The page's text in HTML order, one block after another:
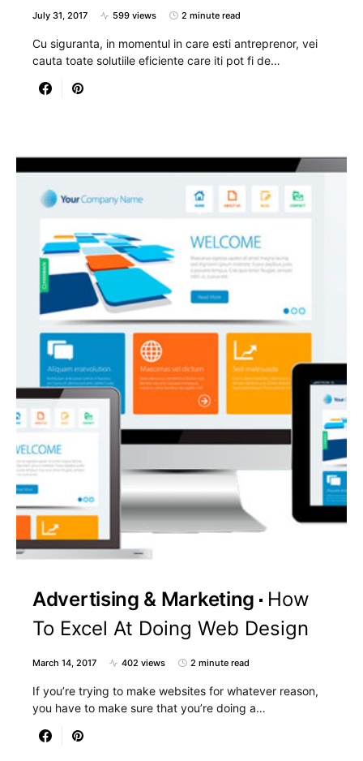
July 31, 2017 599 views 2 minute read
Cu siguranta, in momentul in care esti antreprenor, vei
cauta toate solutiile eficiente care iti pot fi de…
Advertising & Marketing
How
To Excel At Doing Web Design
March 14, 2017 402 views 2 minute read
If you’re trying to make websites for whatever reason,
you have to make sure that you’re doing a…